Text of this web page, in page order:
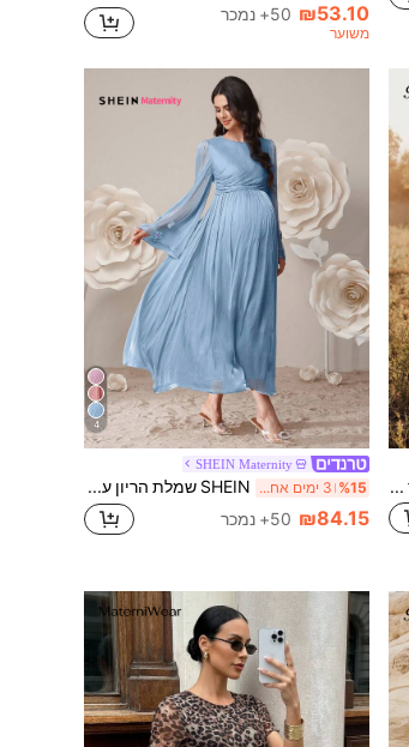
₪53.10 50+ נמכר
משוער
Boho Mama שמלה הריונית צבע אחיד צווארון עגול שרוול ארוך טקסטורה גזרה צמודה אלגנטית יומיומית לצילומים הריונית לבן קיץ סתיו
4
SHEIN Maternity
%15 3 ימים אחרונים SHEIN שמלת הריון עם צווארון עגול בצבע אחיד ואלגנטית עם שרוולים ארוכים
₪84.15 50+ נמכר